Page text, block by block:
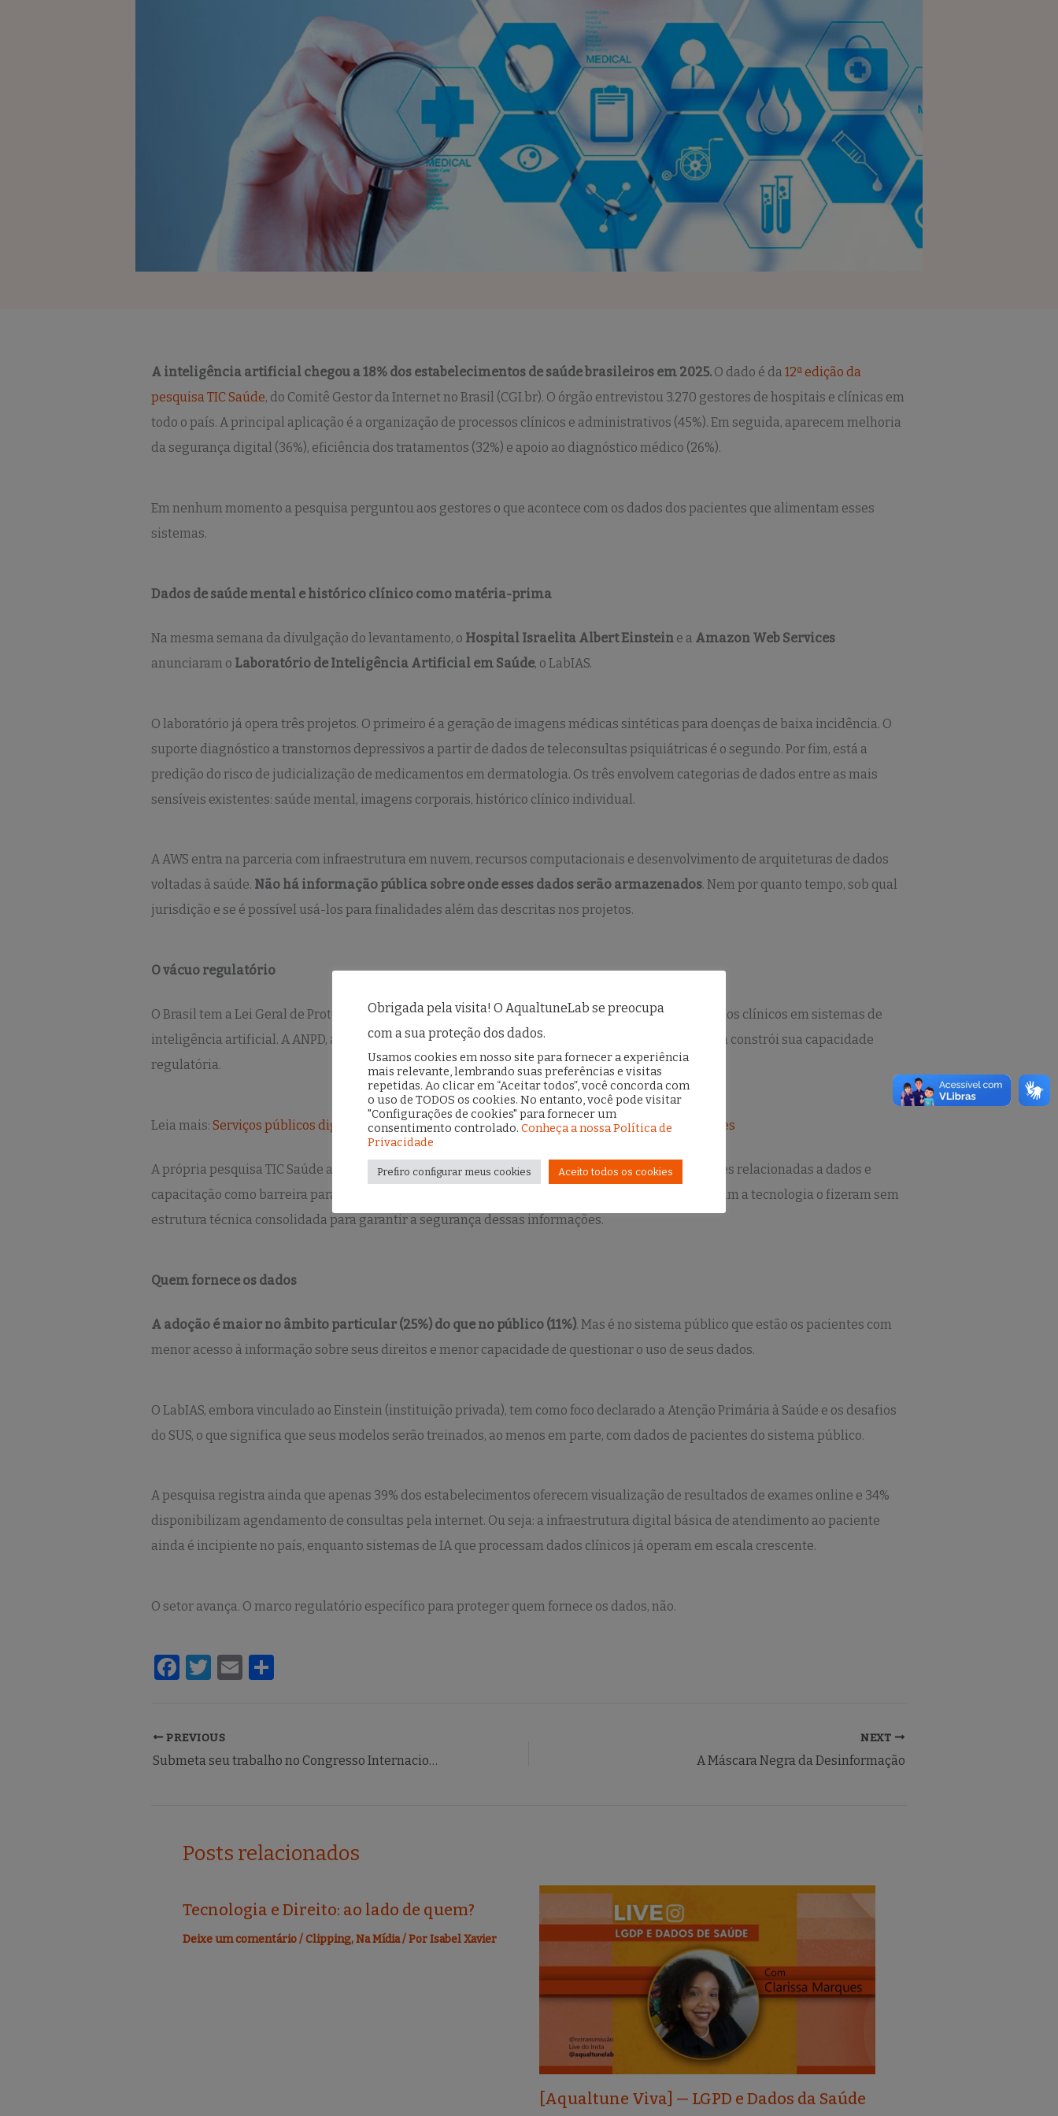
A inteligência artificial chegou a 18% dos estabelecimentos de saúde brasileiros em 2025. O dado é da 12ª edição da
pesquisa TIC Saúde, do Comitê Gestor da Internet no Brasil (CGI.br). O órgão entrevistou 3.270 gestores de hospitais e clínicas em
todo o país. A principal aplicação é a organização de processos clínicos e administrativos (45%). Em seguida, aparecem melhoria
da segurança digital (36%), eficiência dos tratamentos (32%) e apoio ao diagnóstico médico (26%).
Em nenhum momento a pesquisa perguntou aos gestores o que acontece com os dados dos pacientes que alimentam esses
sistemas.
Dados de saúde mental e histórico clínico como matéria-prima
Na mesma semana da divulgação do levantamento, o Hospital Israelita Albert Einstein e a Amazon Web Services
anunciaram o Laboratório de Inteligência Artificial em Saúde, o LabIAS.
O laboratório já opera três projetos. O primeiro é a geração de imagens médicas sintéticas para doenças de baixa incidência. O
suporte diagnóstico a transtornos depressivos a partir de dados de teleconsultas psiquiátricas é o segundo. Por fim, está a
predição do risco de judicialização de medicamentos em dermatologia. Os três envolvem categorias de dados entre as mais
sensíveis existentes: saúde mental, imagens corporais, histórico clínico individual.
A AWS entra na parceria com infraestrutura em nuvem, recursos computacionais e desenvolvimento de arquiteturas de dados
voltadas à saúde. Não há informação pública sobre onde esses dados serão armazenados. Nem por quanto tempo, sob qual
jurisdição e se é possível usá-los para finalidades além das descritas nos projetos.
O vácuo regulatório
O Brasil tem a Lei Geral de Proteção de Dados, mas não tem legislação específica para o uso de dados clínicos em sistemas de
inteligência artificial. A ANPD, autoridade responsável pela fiscalização, existe desde 2020 e ainda constrói sua capacidade
regulatória.
Leia mais: Serviços públicos digitalizados no Brasil: desafios de governança, dados e desigualdades
A própria pesquisa TIC Saúde aponta que 51% dos gestores de grandes hospitais relatam limitações relacionadas a dados e
capacitação como barreira para adoção de IA. Isso sugere que parte das instituições que já adotaram a tecnologia o fizeram sem
estrutura técnica consolidada para garantir a segurança dessas informações.
Quem fornece os dados
A adoção é maior no âmbito particular (25%) do que no público (11%). Mas é no sistema público que estão os pacientes com
menor acesso à informação sobre seus direitos e menor capacidade de questionar o uso de seus dados.
O LabIAS, embora vinculado ao Einstein (instituição privada), tem como foco declarado a Atenção Primária à Saúde e os desafios
do SUS, o que significa que seus modelos serão treinados, ao menos em parte, com dados de pacientes do sistema público.
A pesquisa registra ainda que apenas 39% dos estabelecimentos oferecem visualização de resultados de exames online e 34%
disponibilizam agendamento de consultas pela internet. Ou seja: a infraestrutura digital básica de atendimento ao paciente
ainda é incipiente no país, enquanto sistemas de IA que processam dados clínicos já operam em escala crescente.
O setor avança. O marco regulatório específico para proteger quem fornece os dados, não.
F
e
b
k
T
te
r
E
PREVIOUS
Submeta seu trabalho no Congresso Internacional Umoja até 2/6
NEXT
A Máscara Negra da Desinformação
Posts relacionados
Tecnologia e Direito: ao lado de quem?
Deixe um comentário/Clipping,Na Mídia/ PorIsabel Xavier
[Aqualtune Viva] — LGPD e Dados da Saúde
Obrigada pela visita! O AqualtuneLab se preocupa
com a sua proteção dos dados.
Usamos cookies em nosso site para fornecer a experiência
mais relevante, lembrando suas preferências e visitas
repetidas. Ao clicar em “Aceitar todos”, você concorda com
o uso de TODOS os cookies. No entanto, você pode visitar
"Configurações de cookies" para fornecer um
consentimento controlado. Conheça a nossa Política de
Privacidade
Prefiro configurar meus cookies Aceito todos os cookies